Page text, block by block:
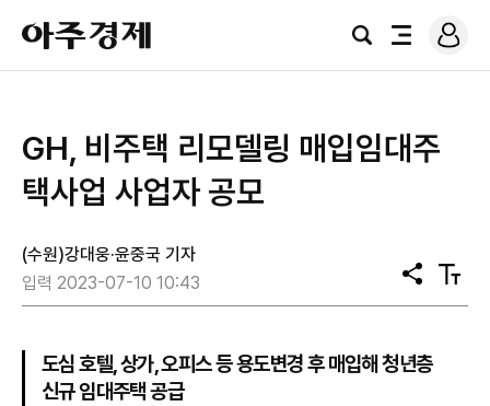
아
주
경
검
전
로
그
GH, 비주택 리모델링 매입임대주
택사업 사업자 공모
(수원)강대웅·윤중국 기자
입력 2023-07-10 10:43
공
유
텍
스
도심 호텔, 상가, 오피스 등 용도변경 후 매입해 청년층
신규 임대주택 공급